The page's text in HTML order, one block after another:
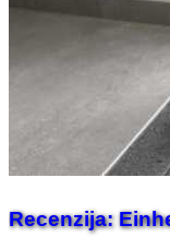
Recenzija: